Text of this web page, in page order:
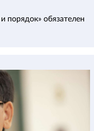
порядок» обязателен